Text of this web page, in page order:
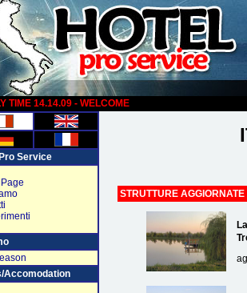
TIME 14.14.09 - WELCOME
Service
Accomodation
STRUTTURE